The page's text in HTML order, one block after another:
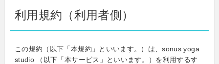
利用規約（利用者側）
この規約（以下「本規約」といいます。）は、sonus yoga
studio （以下「本サービス」といいます。）を利用するす